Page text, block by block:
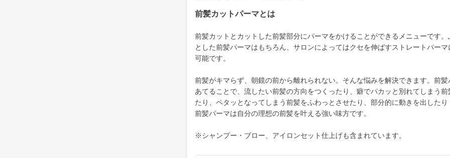
前髪カットパーマとは
前髪カットとカットした前髪部分にパーマをかけることができるメニューです。
とした前髪パーマはもちろん、サロンによってはクセを伸ばすストレートパーマ
可能です。
前髪がキマらず、朝鏡の前から離れられない。そんな悩みを解決できます。前髪
あてることで、流したい前髪の方向をつくったり、癖でパカッと別れてしまう前
たり、ペタッとなってしまう前髪をふわっとさせたり、部分的に動きを出したり
前髪パーマは自分の理想の前髪を叶える強い味方です。
※シャンプー・ブロー、アイロンセット仕上げも含まれています。